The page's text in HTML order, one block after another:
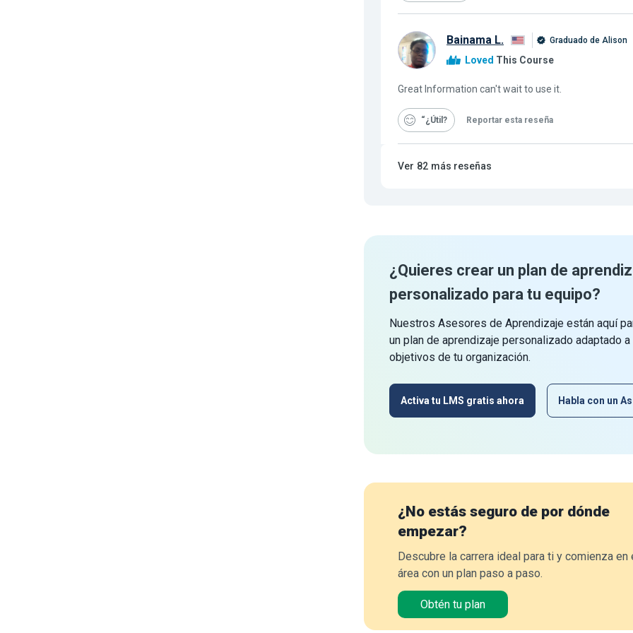
Bainama L. Graduado de Alison
Loved This Course
Great Information can't wait to use it.
“¿Útil Reportar esta reseña
Ver 82 más reseñas
¿Quieres crear un plan de
personalizado para tu equipo?
Nuestros Asesores de Aprendizaje están aquí
un plan de aprendizaje personalizado adaptado
objetivos de tu organización.
Activa tu LMS gratis ahora Habla con un
¿No estás seguro de por dónde
empezar?
Descubre la carrera ideal para ti y comienza en
área con un plan paso a paso.
Obtén tu plan